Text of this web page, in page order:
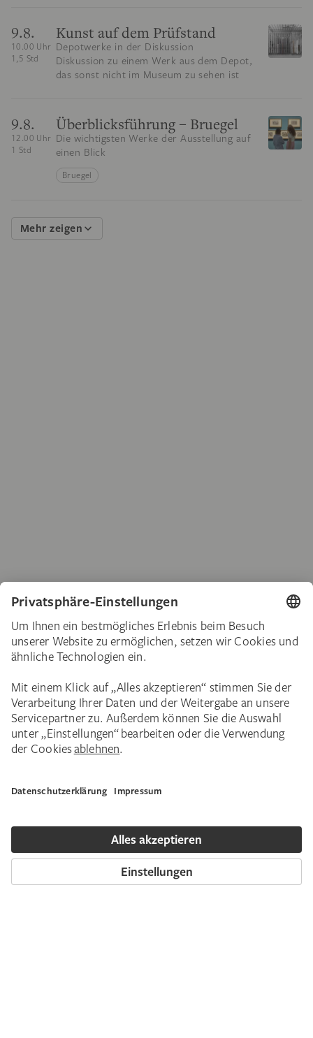
9.8.
10.00 Uhr
1,5 Std
Kunst auf dem Prüfstand
Depotwerke in der Diskussion
Diskussion zu einem Werk aus dem Depot,
das sonst nicht im Museum zu sehen ist
9.8.
12.00 Uhr
1 Std
Überblicksführung – Bruegel
Die wichtigsten Werke der Ausstellung auf
einen Blick
Bruegel
Mehr zeigen